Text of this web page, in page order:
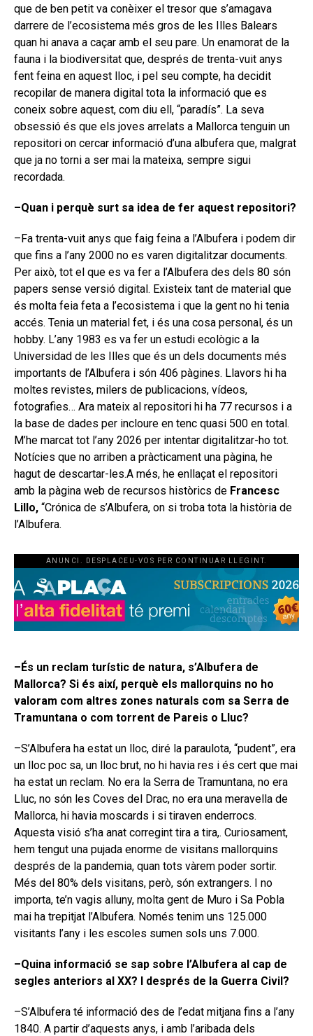
que de ben petit va conèixer el tresor que s’amagava
darrere de l’ecosistema més gros de les Illes Balears
quan hi anava a caçar amb el seu pare. Un enamorat de la
fauna i la biodiversitat que, després de trenta-vuit anys
fent feina en aquest lloc, i pel seu compte, ha decidit
recopilar de manera digital tota la informació que es
coneix sobre aquest, com diu ell, “paradís”. La seva
obsessió és que els joves arrelats a Mallorca tenguin un
repositori on cercar informació d’una albufera que, malgrat
que ja no torni a ser mai la mateixa, sempre sigui
recordada.
–Quan i perquè surt sa idea de fer aquest repositori?
–Fa trenta-vuit anys que faig feina a l’Albufera i podem dir
que fins a l’any 2000 no es varen digitalitzar documents.
Per això, tot el que es va fer a l’Albufera des dels 80 són
papers sense versió digital. Existeix tant de material que
és molta feia feta a l’ecosistema i que la gent no hi tenia
accés. Tenia un material fet, i és una cosa personal, és un
hobby. L’any 1983 es va fer un estudi ecològic a la
Universidad de les Illes que és un dels documents més
importants de l’Albufera i són 406 pàgines. Llavors hi ha
moltes revistes, milers de publicacions, vídeos,
fotografies… Ara mateix al repositori hi ha 77 recursos i a
la base de dades per incloure en tenc quasi 500 en total.
M’he marcat tot l’any 2026 per intentar digitalitzar-ho tot.
Notícies que no arriben a pràcticament una pàgina, he
hagut de descartar-les.A més, he enllaçat el repositori
amb la pàgina web de recursos històrics de Francesc
Lillo, “Crónica de s’Albufera, on si troba tota la història de
l’Albufera.
ANUNCI. DESPLACEU-VOS PER CONTINUAR LLEGINT.
–És un reclam turístic de natura, s’Albufera de
Mallorca? Si és així, perquè els mallorquins no ho
valoram com altres zones naturals com sa Serra de
Tramuntana o com torrent de Pareis o Lluc?
–S’Albufera ha estat un lloc, diré la paraulota, “pudent”, era
un lloc poc sa, un lloc brut, no hi havia res i és cert que mai
ha estat un reclam. No era la Serra de Tramuntana, no era
Lluc, no són les Coves del Drac, no era una meravella de
Mallorca, hi havia moscards i si tiraven enderrocs.
Aquesta visió s’ha anat corregint tira a tira,. Curiosament,
hem tengut una pujada enorme de visitans mallorquins
després de la pandemia, quan tots vàrem poder sortir.
Més del 80% dels visitans, però, són extrangers. I no
importa, te’n vagis alluny, molta gent de Muro i Sa Pobla
mai ha trepitjat l’Albufera. Només tenim uns 125.000
visitants l’any i les escoles sumen sols uns 7.000.
–Quina informació se sap sobre l’Albufera al cap de
segles anteriors al XX? I després de la Guerra Civil?
–S’Albufera té informació des de l’edat mitjana fins a l’any
1840. A partir d’aquests anys, i amb l’aribada dels